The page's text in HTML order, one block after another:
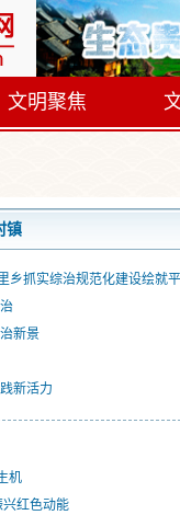
文明聚焦
镇
乡抓实综治规范化建设绘就
新景
新活力
机
兴红色动能